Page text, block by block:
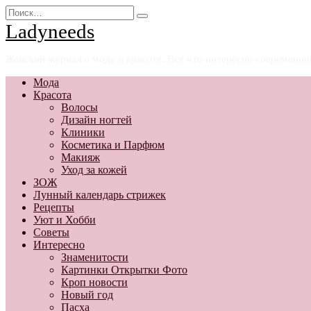
Перейти
к
содержанию
Search
for:
Ladyneeds
Мода
Красота
Волосы
Дизайн ногтей
Клиники
Косметика и Парфюм
Макияж
Уход за кожей
ЗОЖ
Лунный календарь стрижек
Рецепты
Уют и Хобби
Советы
Интересно
Знаменитости
Картинки Открытки Фото
Кроп новости
Новый год
Пасха